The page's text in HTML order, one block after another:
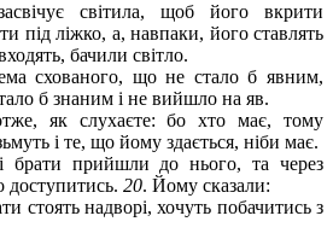
світила, щоб його вкрити
під ліжко, а, навпаки, його ставлять
бачили світло.
схованого, що не стало б явним,
б знаним і не вийшло на яв.
як слухаєте: бо хто має, тому
і те, що йому здається, ніби має.
прийшли до нього, та через
доступитись. 20. Йому сказали:
стоять надворі, хочуть побачитись з